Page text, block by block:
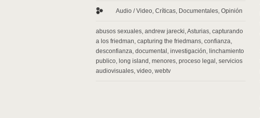
Audio / Video, Críticas, Documentales, Opinión
abusos sexuales, andrew jarecki,Asturias, capturando
a los friedman, capturing the friedmans, confianza,
desconfianza, documental , investigación, linchamiento
publico, long island , menores, proceso legal , servicios
audiovisuales, video, webtv